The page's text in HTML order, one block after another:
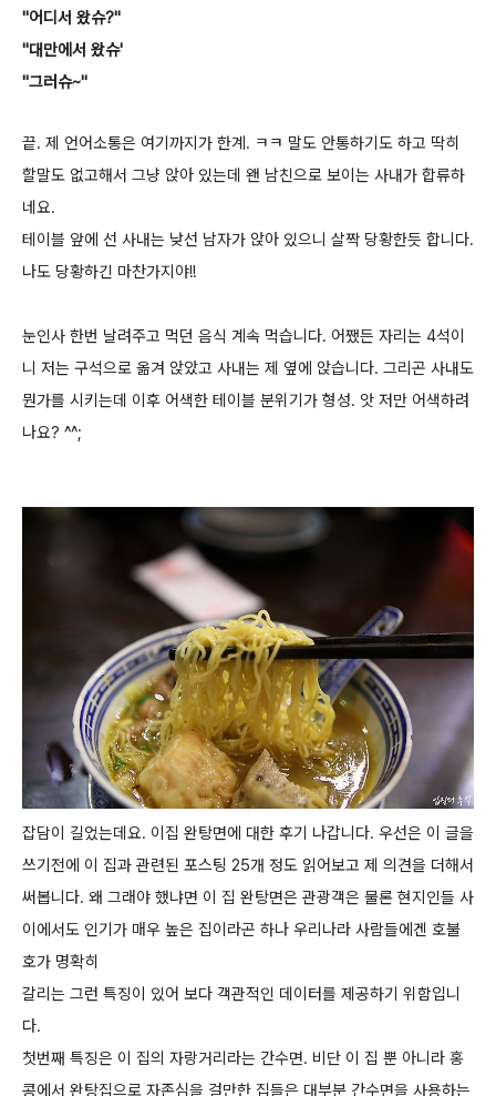
"어디서 왔슈?"
"대만에서 왔슈'
"그러슈~"
끝. 제 언어소통은 여기까지가 한계. ㅋㅋ 말도 안통하기도 하고 딱히
할말도 없고해서 그냥 앉아 있는데 왠 남친으로 보이는 사내가 합류하
네요.
테이블 앞에 선 사내는 낮선 남자가 앉아 있으니 살짝 당황한듯 합니다.
나도 당황하긴 마찬가지야!!
눈인사 한번 날려주고 먹던 음식 계속 먹습니다. 어쨌든 자리는 4석이
니 저는 구석으로 옮겨 앉았고 사내는 제 옆에 앉습니다. 그리곤 사내도
뭔가를 시키는데 이후 어색한 테이블 분위기가 형성. 앗 저만 어색하려
나요? ^^;
잡담이 길었는데요. 이집 완탕면에 대한 후기 나갑니다. 우선은 이 글을
쓰기전에 이 집과 관련된 포스팅 25개 정도 읽어보고 제 의견을 더해서
써봅니다. 왜 그래야 했냐면 이 집 완탕면은 관광객은 물론 현지인들 사
이에서도 인기가 매우 높은 집이라곤 하나 우리나라 사람들에겐 호불
호가 명확히
갈리는 그런 특징이 있어 보다 객관적인 데이터를 제공하기 위함입니
다.
첫번째 특징은 이 집의 자랑거리라는 간수면. 비단 이 집 뿐 아니라 홍
콩에서 완탕집으로 자존심을 걸만한 집들은 대부분 간수면을 사용하는